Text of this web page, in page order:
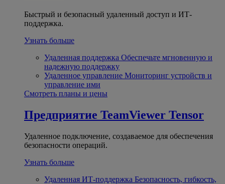
Быстрый и безопасный удаленный доступ и ИТ-
поддержка.
Узнать больше
Удаленная поддержка Обеспечьте мгновенную и
надежную поддержку
Удаленное управление Мониторинг устройств и
управление ими
Смотреть планы и цены
Предприятие TeamViewer Tensor
Удаленное подключение, создаваемое для обеспечения
безопасности операций.
Узнать больше
Удаленная ИТ-поддержка Безопасность, гибкость,